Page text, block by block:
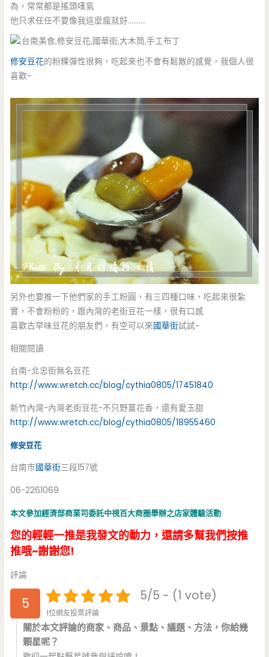
為，常常都是搖頭嘆氣
他只求任任不要像我這麼瘋就好……….
修安豆花的粉粿彈性很夠，吃起來也不會有鬆散的感覺，我個人很
喜歡~
另外也要推一下他們家的手工粉圓，有三四種口味，吃起來很紮
實，不會粉粉的，跟內灣的老街豆花一樣，很有口感
喜歡古早味豆花的朋友們，有空可以來國華街試試~
相關閱讀
台南-北忠街無名豆花
http://www.wretch.cc/blog/cythia0805/17451840
新竹內灣-內灣老街豆花-不只野薑花香，還有愛玉甜
http://www.wretch.cc/blog/cythia0805/18955460
修安豆花
台南市國華街三段157號
06-2261069
本文參加經濟部商業司委託中視百大商圈舉辦之店家體驗活動
您的輕輕一推是我發文的動力，還請多幫我們按推
推哦~謝謝您!
評論
5 5/5 - (1 vote)
1位網友投票評論
關於本文評論的商家、商品、景點、議題、方法，你給幾
顆星呢？